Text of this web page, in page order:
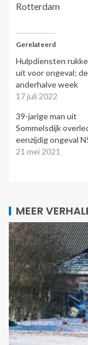
Rotterdam
Gerelateerd
Hulpdiensten
uit voor ongeval;
anderhalve week
17 juli 2022
39-jarige man uit
Sommelsdijk
eenzijdig ongeval
21 mei 2021
MEER